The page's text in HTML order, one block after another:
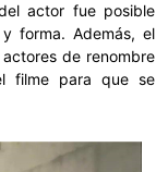
actor fue posible
forma. Además, el
de renombre
filme para que se